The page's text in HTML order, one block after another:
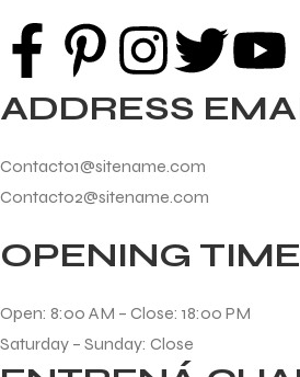
ADDRESS
Contact01@sitename.com
Contact02@sitename.com
OPENING TIME
Open: 8:00 AM – Close: 18:00 PM
Saturday – Sunday: Close